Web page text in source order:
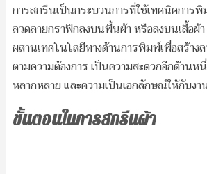
การสกรีนเป็นกระบวนการที่ใช้เทคนิคการ
ลวดลายกราฟิกลงบนพื้นผ้า หรือลงบนเสื้อผ้
ผสานเทคโนโลยีทางด้านการพิมพ์เพื่อสร้าง
ตามความต้องการ เป็นความสะดวกอีกด้านห
หลากหลาย และความเป็นเอกลักษณ์ให้กับง
ขั้นตอนในการสกรีนผ้า